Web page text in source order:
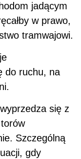
jadącym
w prawo,
tramwajowi.
do ruchu, na
się z
Szczególną
gdy